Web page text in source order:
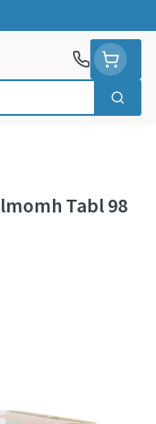
Zoek
Tabl 98